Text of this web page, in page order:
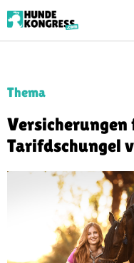
Thema
Versicherungen
Tarifdschungel